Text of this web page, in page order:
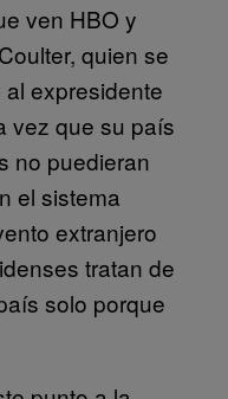
ven HBO y
quien se
expresidente
vez que su país
no puedieran
el sistema
extranjero
tratan de
solo porque